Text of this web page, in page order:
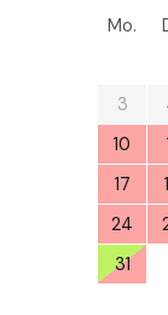
Mo.
3
10
17
24
31